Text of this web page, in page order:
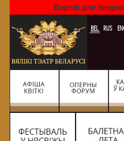
Версія для
BEL RUS